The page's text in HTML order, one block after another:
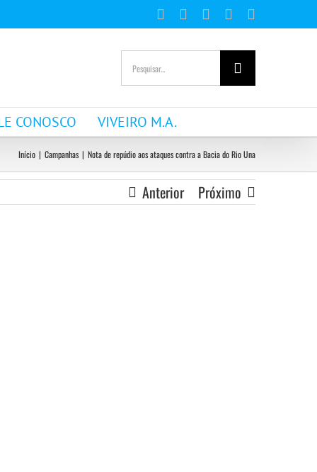
FacebookInstagramYouTubeWhatsApp
mail
Buscar
resultados
para:
CONOSCO VIVEIRO M.A.
Início | Campanhas | Nota de repúdio aos ataques contra a Bacia do Rio Una
Anterior Próximo